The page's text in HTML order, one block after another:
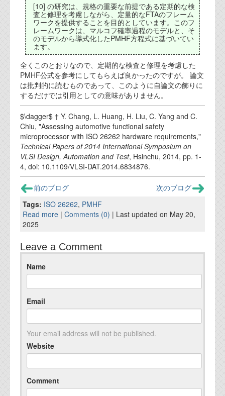
[10] の研究は、規格の重要な前提である定期的な検
査と修理を考慮しながら、定量的なFTAのフレーム
ワークを提供することを目的としています。このフ
レームワークは、マルコフ確率過程のモデルと、そ
のモデルから導式化したPMHF方程式に基づいてい
ます。
全くこのとおりなので、定期的な検査と修理を考慮した
PMHF公式を参考にしてもらえば良かったのですが。 論文
は批判的に読むものであって、このように自論文の飾りに
するだけでは引用としての意味がありません。
$\dagger$ † Y. Chang, L. Huang, H. Liu, C. Yang and C.
Chiu, "Assessing automotive functional safety
microprocessor with ISO 26262 hardware requirements,"
Technical Papers of 2014 International Symposium on
VLSI Design, Automation and Test, Hsinchu, 2014, pp. 1-
4, doi: 10.1109/VLSI-DAT.2014.6834876.
前のブログ
次のブログ
Tags: ISO 26262, PMHF
Read more | Comments (0) | Last updated on May 20,
2025
Leave a Comment
Name
Email
Your email address will not be published.
Website
Comment